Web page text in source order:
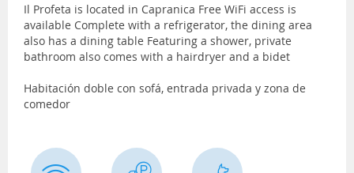
Il Profeta is located in Capranica Free WiFi access is
available Complete with a refrigerator, the dining area
also has a dining table Featuring a shower, private
bathroom also comes with a hairdryer and a bidet
Habitación doble con sofá, entrada privada y zona de
comedor